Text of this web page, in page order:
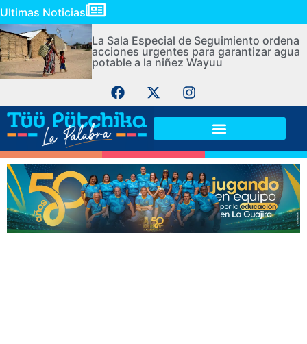
Ultimas Noticias
La Sala Especial de Seguimiento ordena
acciones urgentes para garantizar agua
potable a la niñez Wayuu